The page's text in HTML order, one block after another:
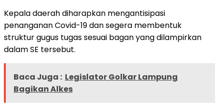
Kepala daerah diharapkan mengantisipasi
penanganan Covid-19 dan segera membentuk
struktur gugus tugas sesuai bagan yang dilampirkan
dalam SE tersebut.
Baca Juga : Legislator Golkar Lampung
Bagikan Alkes